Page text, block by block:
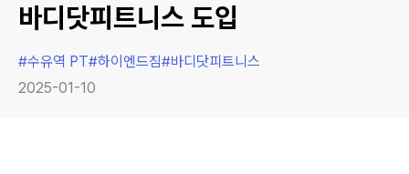
바디닷피트니스 도입
#수유역 PT#하이엔드짐#바디닷피트니스
2025-01-10